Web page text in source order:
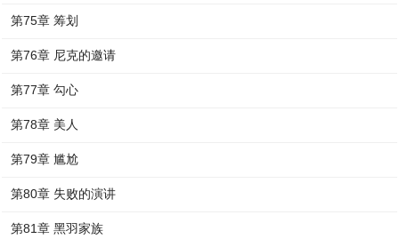
第75章 筹划
第76章 尼克的邀请
第77章 勾心
第78章 美人
第79章 尴尬
第80章 失败的演讲
第81章 黑羽家族